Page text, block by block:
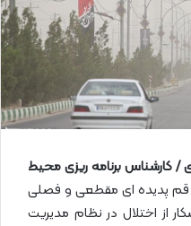
ی
ل
برنامه ریزی محیط
قم پدیده ای مقطعی و فصلی
از اختلال در نظام مدیریت